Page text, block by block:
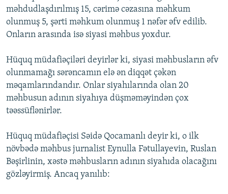
məhdudlaşdırılmış 15, cərimə cəzasına məhkum
olunmuş 5, şərti məhkum olunmuş 1 nəfər əfv edilib.
Onların arasında isə siyasi məhbus yoxdur.
Hüquq müdafiəçiləri deyirlər ki, siyasi məhbusların əfv
olunmamağı sərəncamın elə ən diqqət çəkən
məqamlarındandır. Onlar siyahılarında olan 20
məhbusun adının siyahıya düşməməyindən çox
təəssüflənirlər.
Hüquq müdafiəçisi Səidə Qocamanlı deyir ki, o ilk
növbədə məhbus jurnalist Eynulla Fətullayevin, Ruslan
Bəşirlinin, xəstə məhbusların adının siyahıda olacağını
gözləyirmiş. Ancaq yanılıb: